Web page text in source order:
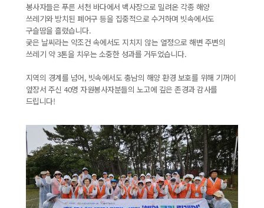
봉사자들은 푸른 서천 바다에서 백사장으로 밀려온 각종 해양
쓰레기와 방치된 폐어구 등을 집중적으로 수거하며 빗속에서도
구슬땀을 흘렸습니다.
궂은 날씨라는 악조건 속에서도 지치지 않는 열정으로 해변 주변의
쓰레기 약 3톤을 치우는 소중한 성과를 거두었습니다.
지역의 경계를 넘어, 빗속에서도 충남의 해양 환경 보호를 위해 기꺼이
앞장서 주신 40명 자원봉사자분들의 노고에 깊은 존경과 감사를
드립니다!